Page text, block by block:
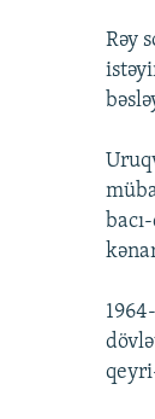
Rəy